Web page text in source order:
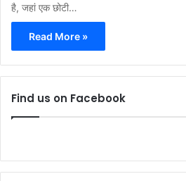
है, जहां एक छोटी…
Read More »
Find us on Facebook